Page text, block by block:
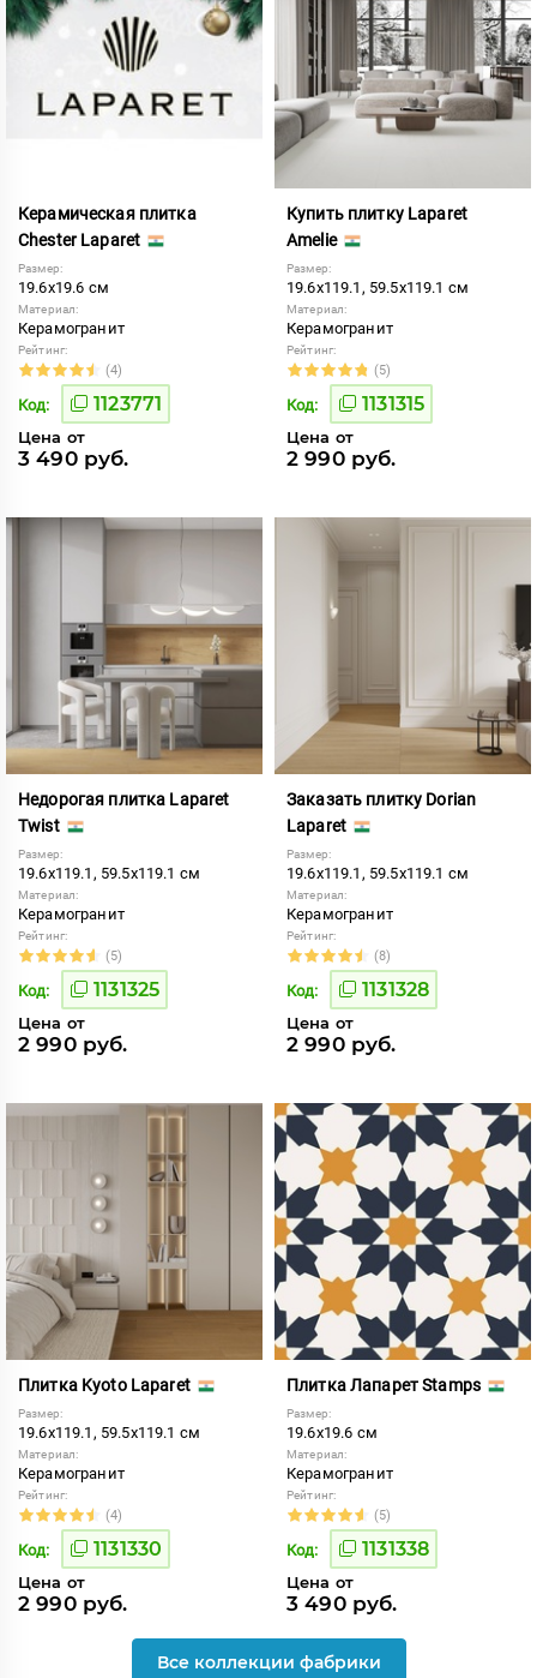
Керамическая плитка
Chester Laparet
Размер:
19.6x19.6 см
Материал:
Керамогранит
Рейтинг:
(4)
Код: 1123771
Цена от
3 490 руб.
Купить плитку Laparet
Amelie
Размер:
19.6x119.1, 59.5x119.1 см
Материал:
Керамогранит
Рейтинг:
(5)
Код: 1131315
Цена от
2 990 руб.
Недорогая плитка Laparet
Twist
Размер:
19.6x119.1, 59.5x119.1 см
Материал:
Керамогранит
Рейтинг:
(5)
Код: 1131325
Цена от
2 990 руб.
Заказать плитку Dorian
Laparet
Размер:
19.6x119.1, 59.5x119.1 см
Материал:
Керамогранит
Рейтинг:
(8)
Код: 1131328
Цена от
2 990 руб.
Плитка Kyoto Laparet
Размер:
19.6x119.1, 59.5x119.1 см
Материал:
Керамогранит
Рейтинг:
(4)
Код: 1131330
Цена от
2 990 руб.
Плитка Лапарет Stamps
Размер:
19.6x19.6 см
Материал:
Керамогранит
Рейтинг:
(5)
Код: 1131338
Цена от
3 490 руб.
Все коллекции фабрики